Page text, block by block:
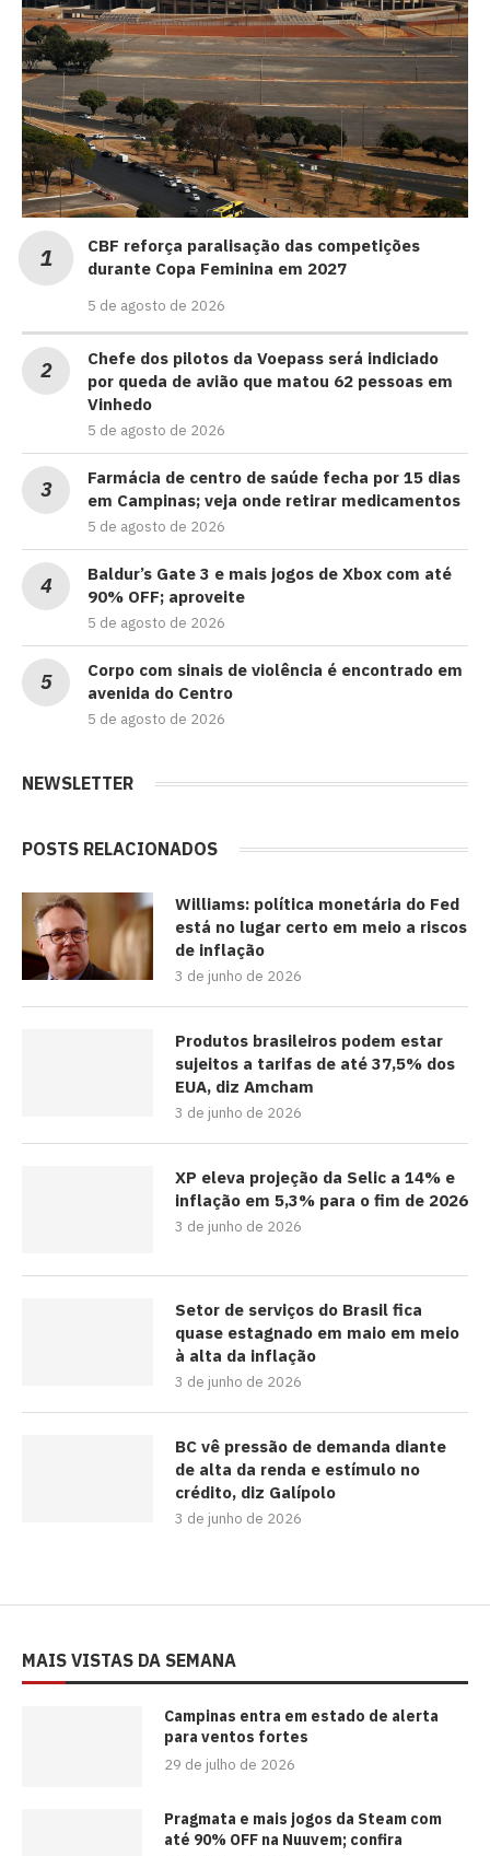
CBF reforça paralisação das competições
durante Copa Feminina em 2027
5 de agosto de 2026
Chefe dos pilotos da Voepass será indiciado
por queda de avião que matou 62 pessoas em
Vinhedo
5 de agosto de 2026
Farmácia de centro de saúde fecha por 15 dias
em Campinas; veja onde retirar medicamentos
5 de agosto de 2026
Baldur’s Gate 3 e mais jogos de Xbox com até
90% OFF; aproveite
5 de agosto de 2026
Corpo com sinais de violência é encontrado em
avenida do Centro
5 de agosto de 2026
NEWSLETTER
POSTS RELACIONADOS
Williams: política monetária do Fed
está no lugar certo em meio a riscos
de inflação
3 de junho de 2026
Produtos brasileiros podem estar
sujeitos a tarifas de até 37,5% dos
EUA, diz Amcham
3 de junho de 2026
XP eleva projeção da Selic a 14% e
inflação em 5,3% para o fim de 2026
3 de junho de 2026
Setor de serviços do Brasil fica
quase estagnado em maio em meio
à alta da inflação
3 de junho de 2026
BC vê pressão de demanda diante
de alta da renda e estímulo no
crédito, diz Galípolo
3 de junho de 2026
MAIS VISTAS DA SEMANA
Campinas entra em estado de alerta
para ventos fortes
29 de julho de 2026
Pragmata e mais jogos da Steam com
até 90% OFF na Nuuvem; confira